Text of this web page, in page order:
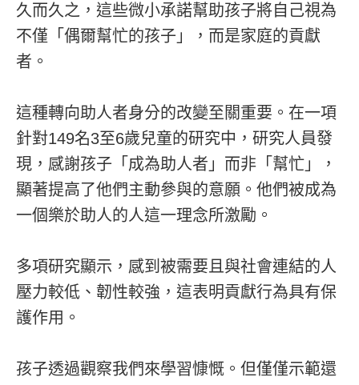
久而久之，這些微小承諾幫助孩子將自己視為
不僅「偶爾幫忙的孩子」，而是家庭的貢獻
者。
這種轉向助人者身分的改變至關重要。在一項
針對149名3至6歲兒童的研究中，研究人員發
現，感謝孩子「成為助人者」而非「幫忙」，
顯著提高了他們主動參與的意願。他們被成為
一個樂於助人的人這一理念所激勵。
多項研究顯示，感到被需要且與社會連結的人
壓力較低、韌性較強，這表明貢獻行為具有保
護作用。
孩子透過觀察我們來學習慷慨。但僅僅示範還